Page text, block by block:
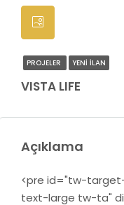
PROJELER YENI İLAN
VISTA LIFE
Açıklama
<pre id="tw-
text-large tw-ta"